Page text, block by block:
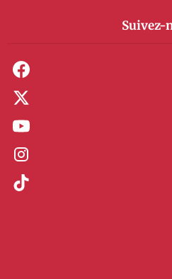
Suivez-